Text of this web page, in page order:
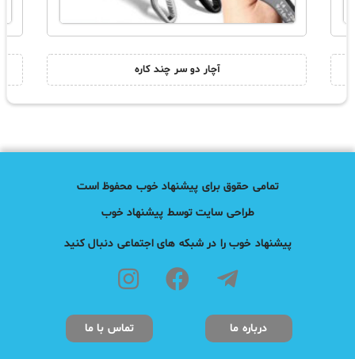
آچار دو سر چند کاره
تمامی حقوق برای پیشنهاد خوب محفوظ است
طراحی سایت توسط پیشنهاد خوب
پیشنهاد خوب را در شبکه های اجتماعی دنبال کنید
درباره ما تماس با ما